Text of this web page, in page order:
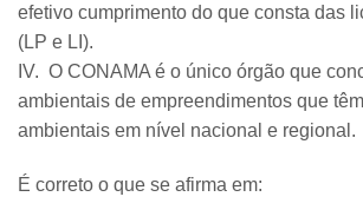
efetivo cumprimento do que consta das
(LP e LI).
IV. O CONAMA é o único órgão que
ambientais de empreendimentos que
ambientais em nível nacional e regional.
É correto o que se afirma em: